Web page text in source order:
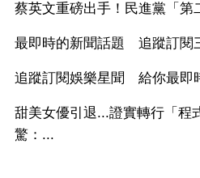
蔡英文重磅出手！民進黨「第
最即時的新聞話題 追蹤訂閱
追蹤訂閱娛樂星聞 給你最即
甜美女優引退...證實轉行「
驚：...